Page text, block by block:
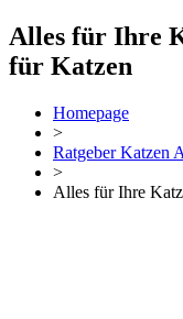
Alles für Ihre
für Katzen
Homepage
>
Ratgeber Katzen
>
Alles für Ihre